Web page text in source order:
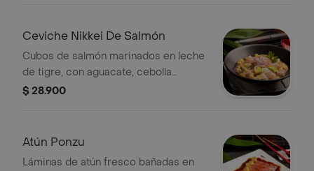
Ceviche Nikkei De Salmón
Cubos de salmón marinados en leche
de tigre, con aguacate, cebolla
morada, quinua crocante y maíz
$ 28.900
Atún Ponzu
Láminas de atún fresco bañadas en